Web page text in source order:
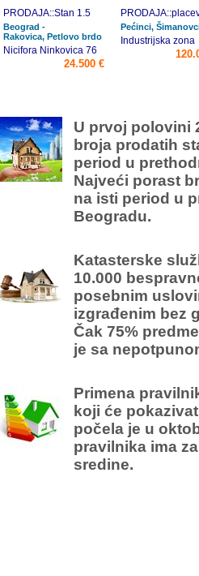
PRODAJA::Stan 1.5
Beograd -
Rakovica, Petlovo brdo
Nicifora Ninkovica 76
24.500 €
Pećinci,
Industrijska zona
U prvoj polovini
broja prodatih
period u
Najveći porast
na isti period u
Beogradu.
Katasterske
10.000
posebnim
izgrađenim bez
Čak 75%
je sa
Primena
koji će
počela je u
pravilnika ima
sredine.